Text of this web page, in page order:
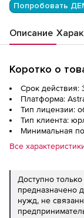
Попробовать
Описание
Коротко о
Срок действия:
Платформа:
Тип лицензии:
Тип клиента:
Минимальная
Все
Доступно
предназначено
нужд, не